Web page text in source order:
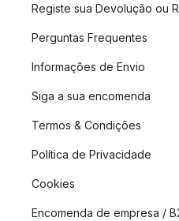
Registe sua Devolução ou
Perguntas Frequentes
Informações de Envio
Siga a sua encomenda
Termos & Condições
Política de Privacidade
Cookies
Encomenda de empresa /